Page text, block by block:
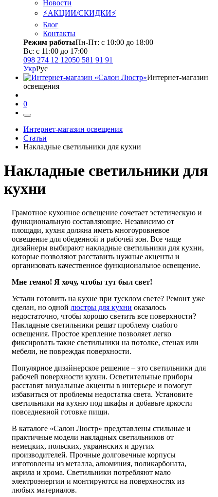
Новости
⚡АКЦИИ/СКИДКИ⚡
Блог
Контакты
Режим работыПн-Пт: с 10:00 до 18:00
Вс: с 11:00 до 17:00
098 274 12 12050 581 91 91
УкрРус
Интернет-магазин
освещения
0
Интернет-магазин освещения
Статьи
Накладные светильники для кухни
Накладные светильники для
кухни
Грамотное кухонное освещение сочетает эстетическую и
функциональную составляющие. Независимо от
площади, кухня должна иметь многоуровневое
освещение для обеденной и рабочей зон. Все чаще
дизайнеры выбирают накладные светильники для кухни,
которые позволяют расставить нужные акценты и
организовать качественное функциональное освещение.
Мне темно! Я хочу, чтобы тут был свет!
Устали готовить на кухне при тусклом свете? Ремонт уже
сделан, но одной люстры для кухни оказалось
недостаточно, чтобы хорошо светить все поверхности?
Накладные светильники решат проблему слабого
освещения. Простое крепление позволяет легко
фиксировать такие светильники на потолке, стенах или
мебели, не повреждая поверхности.
Популярное дизайнерское решение – это светильники для
рабочей поверхности кухни. Осветительные приборы
расставят визуальные акценты в интерьере и помогут
избавиться от проблемы недостатка света. Установите
светильники на кухню под шкафы и добавьте яркости
повседневной готовке пищи.
В каталоге «Салон Люстр» представлены стильные и
практичные модели накладных светильников от
немецких, польских, украинских и других
производителей. Прочные долговечные корпусы
изготовлены из металла, алюминия, поликарбоната,
акрила и хрома. Светильники потребляют мало
электроэнергии и монтируются на поверхностях из
любых материалов.